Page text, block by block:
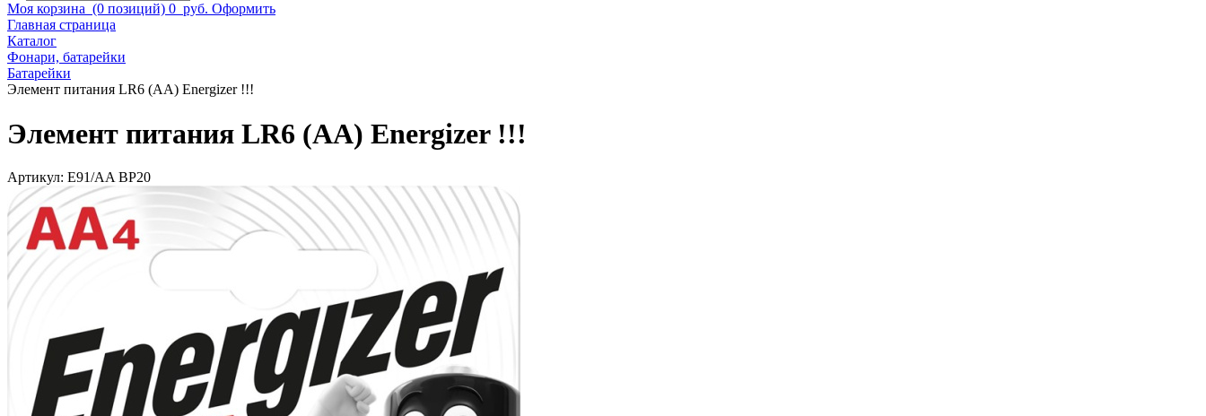
Моя корзина (0 позиций) 0 руб. Оформить
Главная страница
Каталог
Фонари, батарейки
Батарейки
Элемент питания LR6 (АА) Energizer !!!
Элемент питания LR6 (АА) Energizer !!!
Артикул: Е91/AA BP20